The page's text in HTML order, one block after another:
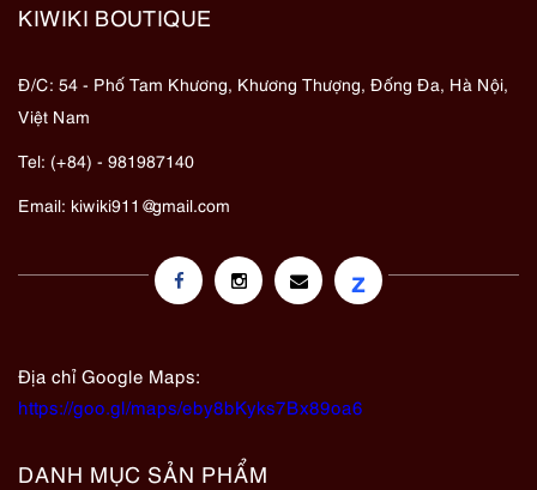
KIWIKI BOUTIQUE
Đ/C: 54 - Phố Tam Khương, Khương Thượng, Đống Đa, Hà Nội,
Việt Nam
Tel: (+84) - 981987140
Email: kiwiki911@gmail.com
z
Địa chỉ Google Maps:
https://goo.gl/maps/eby8bKyks7Bx89oa6
DANH MỤC SẢN PHẨM